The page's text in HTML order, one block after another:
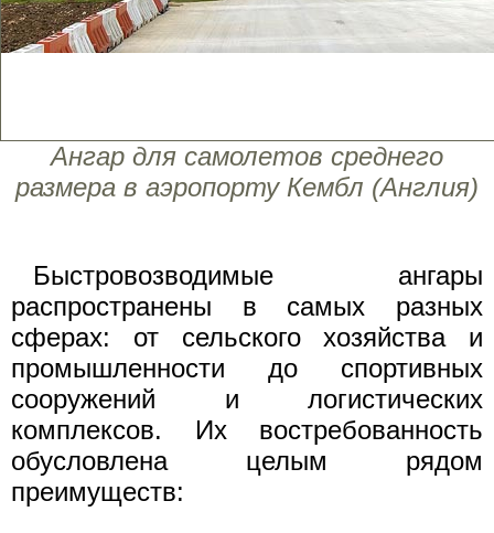
Ангар для самолетов среднего
размера в аэропорту Кембл (Англия)
Быстровозводимые ангары
распространены в самых разных
сферах: от сельского хозяйства и
промышленности до спортивных
сооружений и логистических
комплексов. Их востребованность
обусловлена целым рядом
преимуществ: